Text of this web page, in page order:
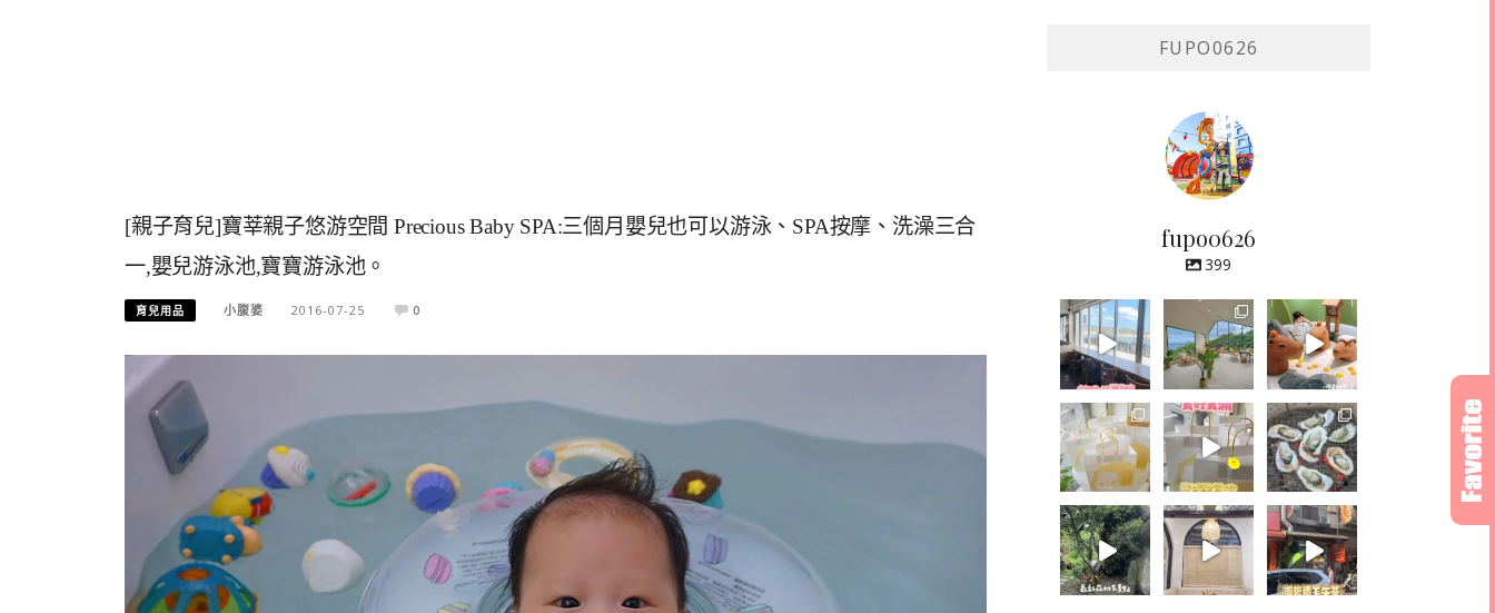
[親子育兒]寶莘親子悠游空間 Precious Baby SPA:三個月嬰兒也可以游泳、SPA按摩、洗澡三合
一,嬰兒游泳池,寶寶游泳池。
育兒用品 小腹婆 2016-07-25 0
FUPO0626
fupo0626
399